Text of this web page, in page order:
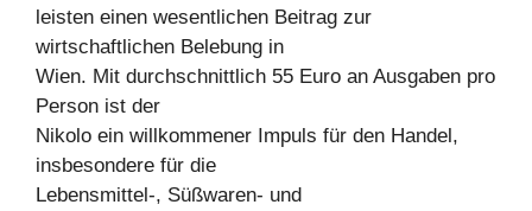
leisten einen wesentlichen Beitrag zur
wirtschaftlichen Belebung in
Wien. Mit durchschnittlich 55 Euro an Ausgaben pro
Person ist der
Nikolo ein willkommener Impuls für den Handel,
insbesondere für die
Lebensmittel-, Süßwaren- und